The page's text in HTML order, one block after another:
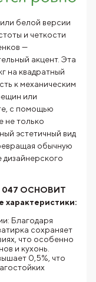
белой версии
и четкости
—
акцент. Эта
на квадратный
к механическим
или
с помощью
не только
эстетичный вид
обычную
дизайнерского
047 ОСНОВИТ
характеристики:
Благодаря
сохраняет
что особенно
и кухонь.
0,5%, что